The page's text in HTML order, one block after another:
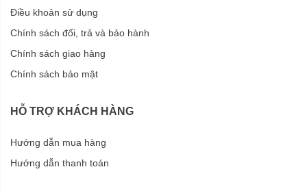
Điều khoản sử dụng
Chính sách đổi, trả và bảo hành
Chính sách giao hàng
Chính sách bảo mật
HỖ TRỢ KHÁCH HÀNG
Hướng dẫn mua hàng
Hướng dẫn thanh toán